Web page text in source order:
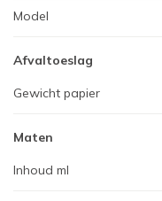
Model
Afvaltoeslag
Gewicht papier
Maten
Inhoud ml